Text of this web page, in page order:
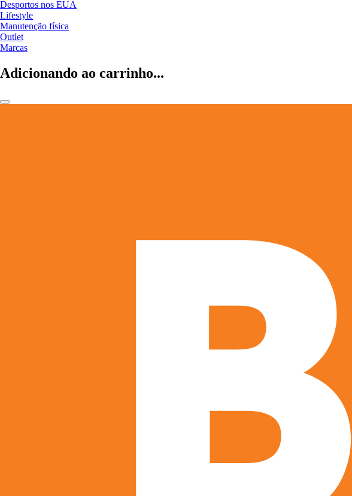
Desportos nos EUA
Lifestyle
Manutenção física
Outlet
Marcas
Adicionando ao carrinho...